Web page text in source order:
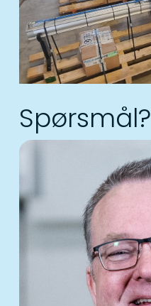
Spørsmål?